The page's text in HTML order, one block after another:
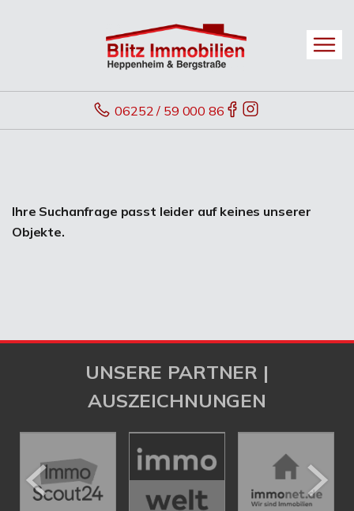
06252 / 59 000 86
Ihre Suchanfrage passt leider auf keines unserer
Objekte.
UNSERE PARTNER |
AUSZEICHNUNGEN